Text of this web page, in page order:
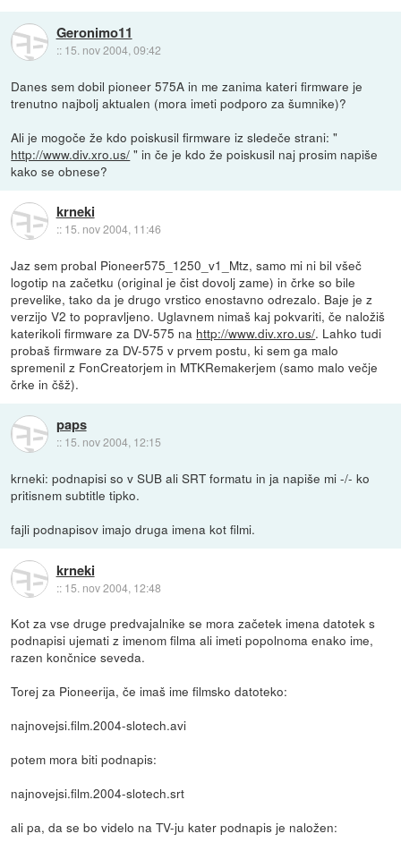
Geronimo11
:: 15. nov 2004, 09:42
Danes sem dobil pioneer 575A in me zanima kateri firmware je
trenutno najbolj aktualen (mora imeti podporo za šumnike)?
Ali je mogoče že kdo poiskusil firmware iz sledeče strani: "
http://www.div.xro.us/ " in če je kdo že poiskusil naj prosim napiše
kako se obnese?
krneki
:: 15. nov 2004, 11:46
Jaz sem probal Pioneer575_1250_v1_Mtz, samo mi ni bil všeč
logotip na začetku (original je čist dovolj zame) in črke so bile
prevelike, tako da je drugo vrstico enostavno odrezalo. Baje je z
verzijo V2 to popravljeno. Uglavnem nimaš kaj pokvariti, če naložiš
katerikoli firmware za DV-575 na http://www.div.xro.us/. Lahko tudi
probaš firmware za DV-575 v prvem postu, ki sem ga malo
spremenil z FonCreatorjem in MTKRemakerjem (samo malo večje
črke in čšž).
paps
:: 15. nov 2004, 12:15
krneki: podnapisi so v SUB ali SRT formatu in ja napiše mi -/- ko
pritisnem subtitle tipko.
fajli podnapisov imajo druga imena kot filmi.
krneki
:: 15. nov 2004, 12:48
Kot za vse druge predvajalnike se mora začetek imena datotek s
podnapisi ujemati z imenom filma ali imeti popolnoma enako ime,
razen končnice seveda.
Torej za Pioneerija, če imaš ime filmsko datoteko:
najnovejsi.film.2004-slotech.avi
potem mora biti podnapis:
najnovejsi.film.2004-slotech.srt
ali pa, da se bo videlo na TV-ju kater podnapis je naložen: